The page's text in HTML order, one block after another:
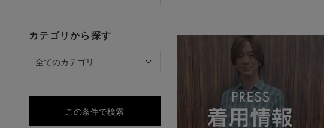
カテゴリから探す
この条件で検索